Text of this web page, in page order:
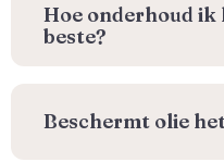
⁠Hoe onderhoud
beste?
Beschermt olie